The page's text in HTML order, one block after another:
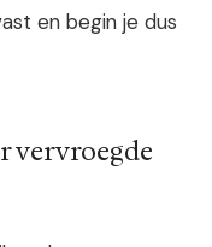
en begin je dus
vervroegde